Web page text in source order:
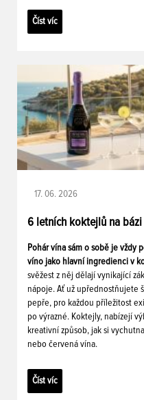
Číst víc
17. 06. 2026
6 letních koktejlů na
Pohár vína sám o sobě je vždy
víno jako hlavní ingredienci v
svěžest z něj dělají vynikající
nápoje. Ať už upřednostňujete
pepře, pro každou příležitost
po výrazné. Koktejly, nabízejí
kreativní způsob, jak si
nebo červená vína.
Číst víc